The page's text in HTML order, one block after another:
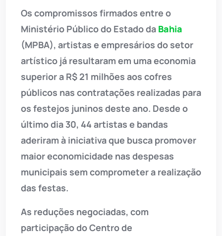
Os compromissos firmados entre o
Ministério Público do Estado da Bahia
(MPBA), artistas e empresários do setor
artístico já resultaram em uma economia
superior a R$ 21 milhões aos cofres
públicos nas contratações realizadas para
os festejos juninos deste ano. Desde o
último dia 30, 44 artistas e bandas
aderiram à iniciativa que busca promover
maior economicidade nas despesas
municipais sem comprometer a realização
das festas.
As reduções negociadas, com
participação do Centro de